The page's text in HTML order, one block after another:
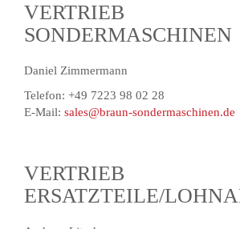
VERTRIEB
SONDERMASCHINEN
Daniel Zimmermann
Telefon: +49 7223 98 02 28
E-Mail: sales@braun-sondermaschinen.de
VERTRIEB
ERSATZTEILE/